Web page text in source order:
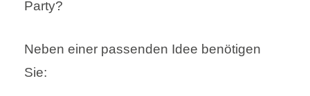
Party?
Neben einer passenden Idee benötigen
Sie: